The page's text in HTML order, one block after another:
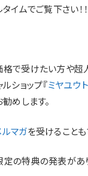
イムでご覧下さい！！
で受けたい方や超
ショップ『ミヤユウ
めします。
マガを受けることも
の特典の発表があ